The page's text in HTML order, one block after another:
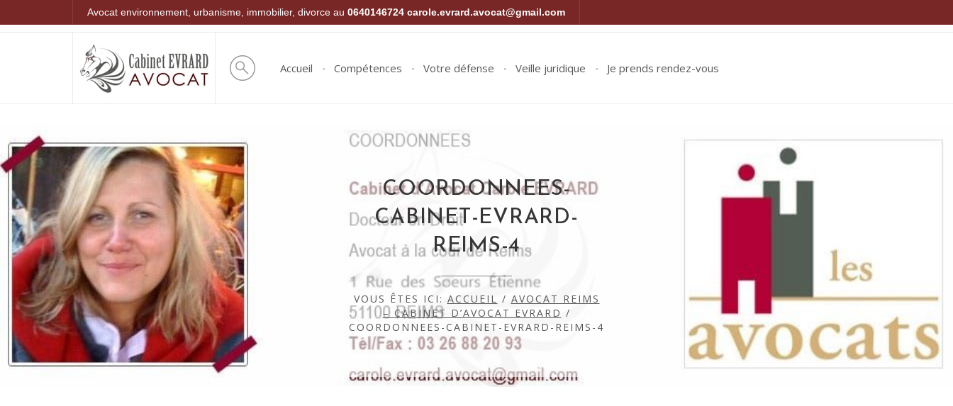
Avocat environnement, urbanisme, immobilier, divorce au 0640146724 carole.evrard.avocat@gmail.com
Accueil Compétences Votre défense Veille juridique Je prends rendez-vous
COORDONNEES-
CABINET-EVRARD-
REIMS-4
VOUS ÊTES ICI: ACCUEIL / AVOCAT REIMS
– CABINET D’AVOCAT EVRARD /
COORDONNEES-CABINET-EVRARD-REIMS-4